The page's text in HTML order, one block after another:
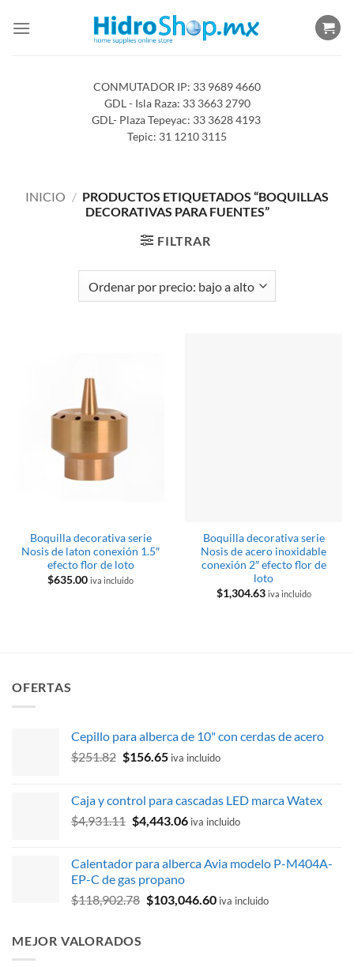
CONMUTADOR IP: 33 9689 4660
GDL - Isla Raza: 33 3663 2790
GDL- Plaza Tepeyac: 33 3628 4193
Tepic: 31 1210 3115
INICIO / PRODUCTOS ETIQUETADOS “BOQUILLAS
DECORATIVAS PARA FUENTES”
FILTRAR
Boquilla decorativa serie
Nosis de laton conexión 1.5″
efecto flor de loto
$635.00 iva incluido
Boquilla decorativa serie
Nosis de acero inoxidable
conexión 2″ efecto flor de
loto
$1,304.63 iva incluido
OFERTAS
Cepillo para alberca de 10" con cerdas de acero
$251.82 El
era:
$251.82.
$156.65El
es:
$156.65.
iva incluido
Caja y control para cascadas LED marca Watex
$4,931.11 El
era:
$4,931.11.
$4,443.06El
es:
iva incluido
Calentador para alberca Avia modelo P-M404A-
EP-C de gas propano
$118,902.78 El
$103,046.60Eliva incluido
MEJOR VALORADOS